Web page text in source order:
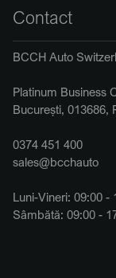
Contact
BCCH Auto
Platinum Business
București, 013686,
0374 451 400
sales@bcchauto
Luni-Vineri: 09:00 -
Sâmbătă: 09:00 -